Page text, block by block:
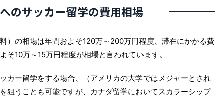
のサッカー留学の費用相場
）の相場は年間およそ120万～200万円程度、滞在にかかる費
そ10万～15万円程度が相場と言われています。
カー留学をする場合、（アメリカの大学ではメジャーとされ
狙うことも可能ですが、カナダ留学においてスカラーシップ